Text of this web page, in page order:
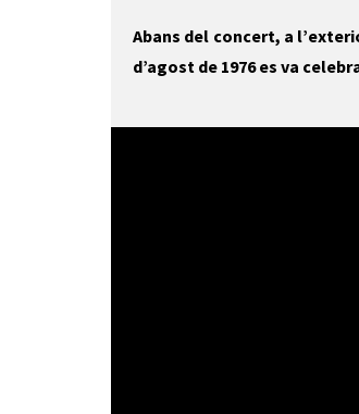
Abans del concert, a
d’agost de 1976 es va